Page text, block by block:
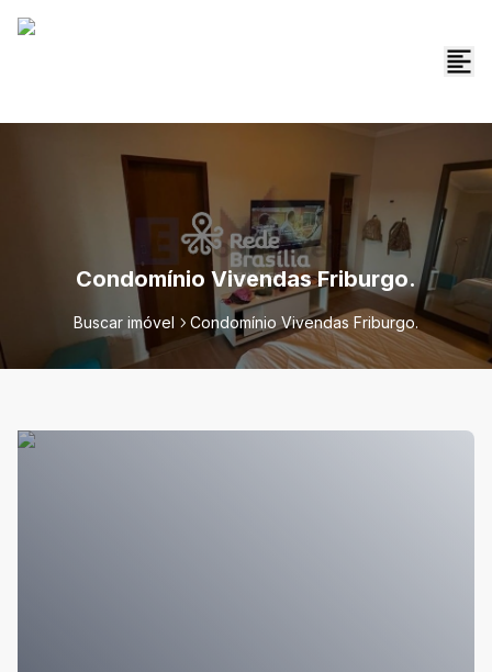
Condomínio Vivendas Friburgo.
Buscar imóvel Condomínio Vivendas Friburgo.